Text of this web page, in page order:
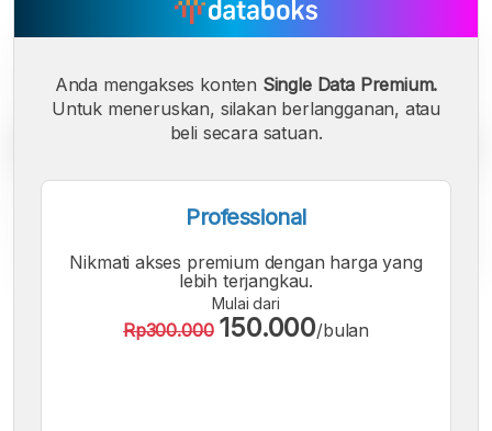
Font
A
Font
A
Font
Anda mengakses konten Single Data Premium.
Untuk meneruskan, silakan berlangganan, atau
beli secara satuan.
Professional
Nikmati akses premium dengan harga yang
lebih terjangkau.
Mulai dari
Rp300.000 150.000/bulan